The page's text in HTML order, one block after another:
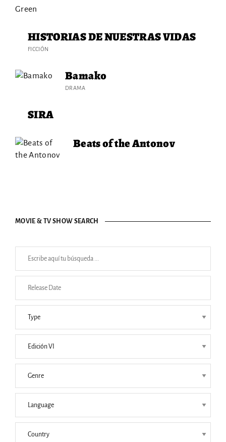
HISTORIAS DE NUESTRAS VIDAS
FICCIÓN
Bamako
DRAMA
SIRA
Beats of the Antonov
MOVIE & TV SHOW SEARCH